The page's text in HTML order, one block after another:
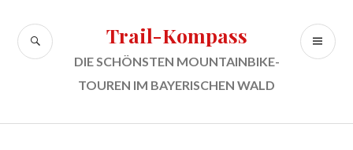
Inhalt
springen
Trail-Kompass
DIE SCHÖNSTEN MOUNTAINBIKE-
TOUREN IM BAYERISCHEN WALD
SUCHE